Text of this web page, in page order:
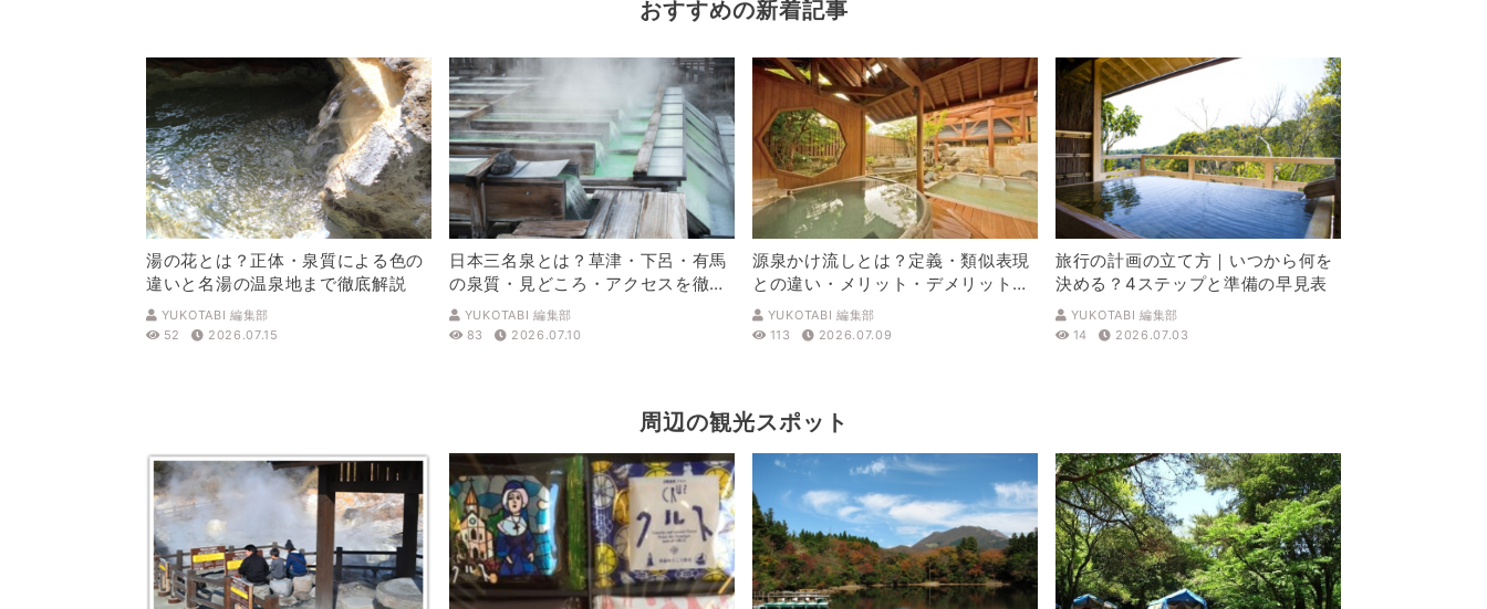
おすすめの新着記事
湯の花とは？正体・泉質による色の
違いと名湯の温泉地まで徹底解説
YUKOTABI 編集部
52
2026.07.15
日本三名泉とは？草津・下呂・有馬
の泉質・見どころ・アクセスを徹底
解説
YUKOTABI 編集部
83
2026.07.10
源泉かけ流しとは？定義・類似表現
との違い・メリット・デメリットを
解説
YUKOTABI 編集部
113
2026.07.09
旅行の計画の立て方｜いつから何を
決める？4ステップと準備の早見表
YUKOTABI 編集部
14
2026.07.03
周辺の観光スポット